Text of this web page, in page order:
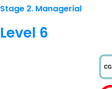
Stage 2. Managerial
Level 6